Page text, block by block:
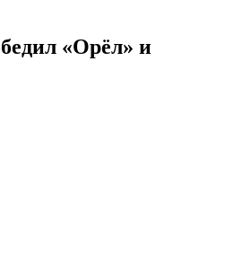
«Орёл» и